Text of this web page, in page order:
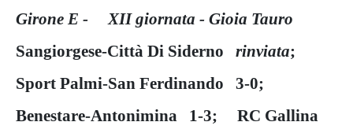
Girone E - XII giornata - Gioia Tauro
Sangiorgese-Città Di Siderno rinviata;
Sport Palmi-San Ferdinando 3-0;
Benestare-Antonimina 1-3; RC Gallina